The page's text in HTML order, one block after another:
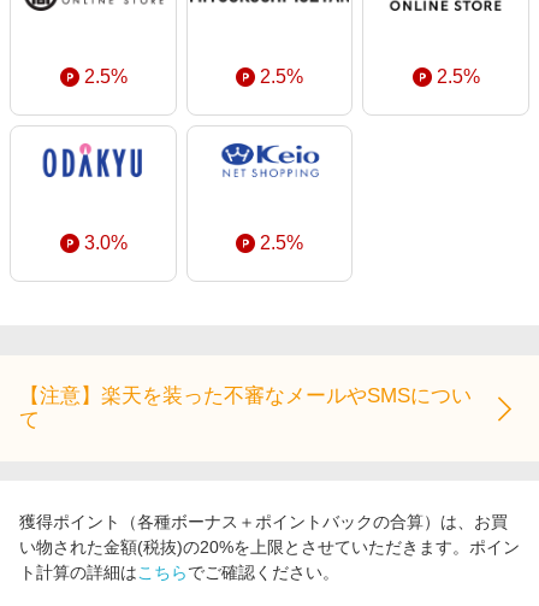
2.5% 2.5% 2.5%
3.0% 2.5%
【注意】楽天を装った不審なメールやSMSについ
て
獲得ポイント（各種ボーナス＋ポイントバックの合算）は、お買
い物された金額(税抜)の20%を上限とさせていただきます。ポイン
ト計算の詳細はこちらでご確認ください。